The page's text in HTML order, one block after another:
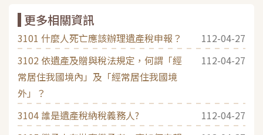
更多相關資訊
3101 什麼人死亡應該辦理遺產稅申報？
112-04-27
3102 依遺產及贈與稅法規定，何謂「經
常居住我國境內」及「經常居住我國境
外」？
112-04-27
3104 誰是遺產稅納稅義務人?
112-04-27